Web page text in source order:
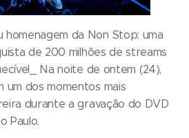
da Non Stop: uma
de 200 milhões de streams
Na noite de ontem (24),
um dos momentos mais
durante a gravação do DVD
Paulo.